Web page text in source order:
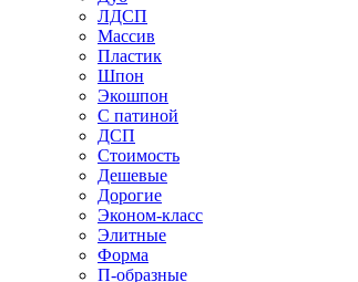
ЛДСП
Массив
Пластик
Шпон
Экошпон
С патиной
ДСП
Стоимость
Дешевые
Дорогие
Эконом-класс
Элитные
Форма
П-образные